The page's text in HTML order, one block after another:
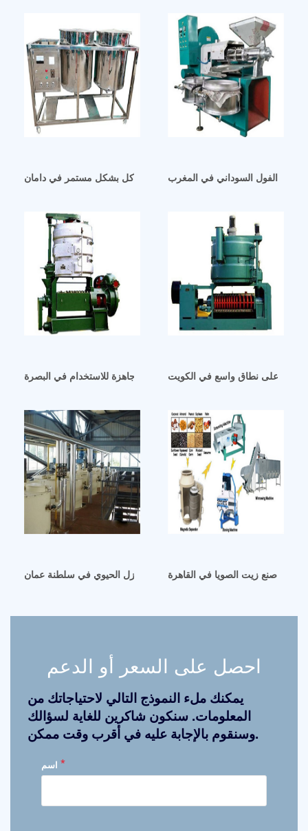
آلة تكرير الزيوت الصالحة للأكل بشكل مستمر في دامان
زيت الفول السوداني في المغرب
ماكينة وخط انتاج زيت الفول السوداني جاهزة للاستخدام في البصرة
على نطاق واسع في الكويت
زيت الفول السوداني من مصنع إنتاج الديزل الحيوي في سلطنة عمان
صنع زيت الصويا في القاهرة
احصل على السعر أو الدعم
يمكنك ملء النموذج التالي لاحتياجاتك من
المعلومات. سنكون شاكرين للغاية لسؤالك
وسنقوم بالإجابة عليه في أقرب وقت ممكن.
*